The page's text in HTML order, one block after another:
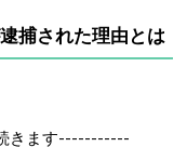
捕された理由とは
きます-----------